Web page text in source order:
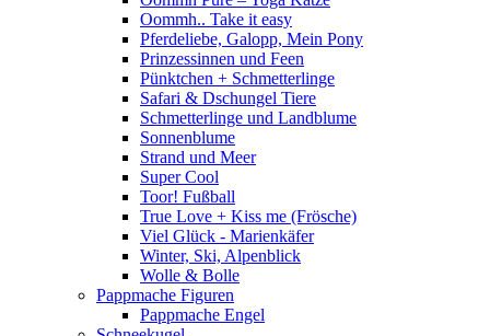
Oommh.. Take it easy
Pferdeliebe, Galopp, Mein Pony
Prinzessinnen und Feen
Pünktchen + Schmetterlinge
Safari & Dschungel Tiere
Schmetterlinge und Landblume
Sonnenblume
Strand und Meer
Super Cool
Toor! Fußball
True Love + Kiss me (Frösche)
Viel Glück - Marienkäfer
Winter, Ski, Alpenblick
Wolle & Bolle
Pappmache Figuren
Pappmache Engel